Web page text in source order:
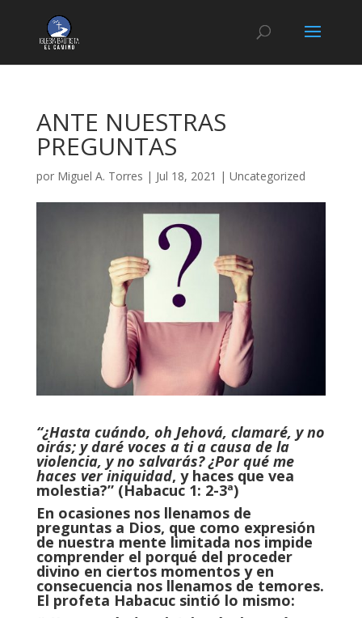
ANTE NUESTRAS
PREGUNTAS
por Miguel A. Torres | Jul 18, 2021 | Uncategorized
“¿Hasta cuándo, oh Jehová, clamaré, y no
oirás; y daré voces a ti a causa de la
violencia, y no salvarás? ¿Por qué me
haces ver iniquidad, y haces que vea
molestia?” (Habacuc 1: 2-3ª)
En ocasiones nos llenamos de
preguntas a Dios, que como expresión
de nuestra mente limitada nos impide
comprender el porqué del proceder
divino en ciertos momentos y en
consecuencia nos llenamos de temores.
El profeta Habacuc sintió lo mismo: